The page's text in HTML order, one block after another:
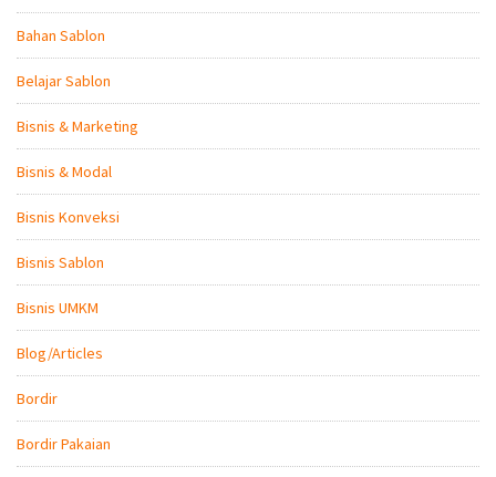
Bahan Sablon
Belajar Sablon
Bisnis & Marketing
Bisnis & Modal
Bisnis Konveksi
Bisnis Sablon
Bisnis UMKM
Blog/Articles
Bordir
Bordir Pakaian